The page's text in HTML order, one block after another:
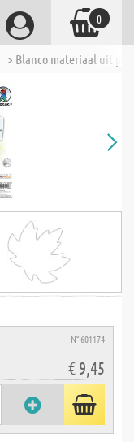
> Blanco materiaal uit
N° 601174
€ 9,45
0